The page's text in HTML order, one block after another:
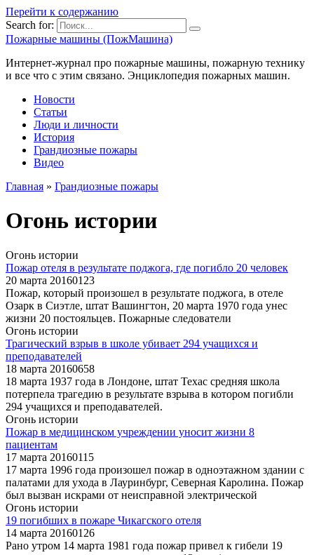
Перейти к содержанию
Search for:
Пожарные машины (ПожМашина)
Интернет-журнал про пожарные машины, пожарную технику
и все что с этим связано. Энциклопедия пожарных машин.
Новости
Статьи
Люди и личности
История
Грандиозные пожары
Видео
Главная » Грандиозные пожары
Огонь истории
Огонь истории
Пожар отеля в результате поджога, где погибло 20 человек
20 марта 20160123
Пожар, который произошел в результате поджога, в отеле
Озарк в Сиэтле, штат Вашингтон, 20 марта 1970 года унес
жизни 20 постояльцев. Пожарные следователи
Огонь истории
Трагический взрыв в школе убивает 294 учащихся и
преподавателей
18 марта 20160658
18 марта 1937 года в Лондоне, штат Техас средняя школа
потерпела трагедию в результате взрыва в котором погибли
294 учащихся и преподавателей.
Огонь истории
Пожар в медицинском учреждении уносит жизни 8
пациентам
17 марта 20160115
17 марта 1996 года произошел пожар в одноэтажном здании с
палатами для ухода в Лауринбург, Северная Каролина. Пожар
был вызван искрами от неисправной электрической
Огонь истории
19 погибших в пожаре Чикагского отеля
14 марта 20160126
Рано утром 14 марта 1981 года пожар привел к гибели 19